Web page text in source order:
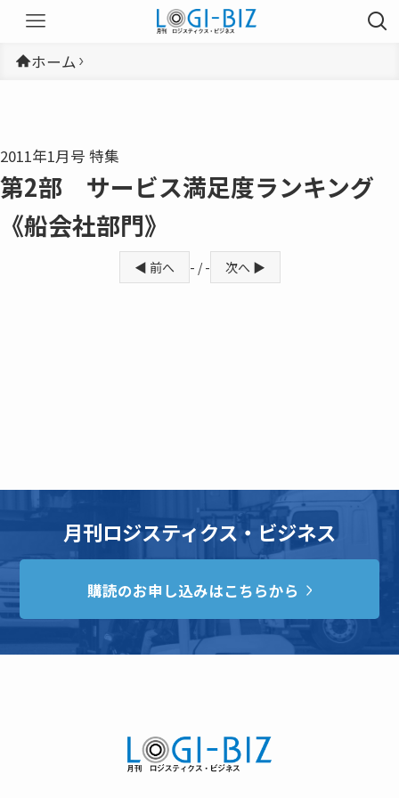
ホーム
2011年1月号 特集
第2部 サービス満足度ランキング
《船会社部門》
◀ 前へ - / - 次へ ▶
月刊ロジスティクス・ビジネス
購読のお申し込みはこちらから